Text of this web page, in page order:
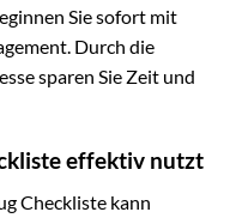
Sie sofort mit
Durch die
sparen Sie Zeit und
effektiv nutzt
Checkliste kann